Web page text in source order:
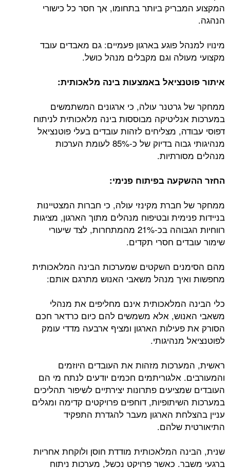
המקצוע המבריק ביותר בתחומו, אך חסר כל כישורי
הנהגה.
מינויו למנהל פוגע בארגון פעמיים: גם מאבדים עובד
מקצועי מעולה וגם מקבלים מנהל כושל.
איתור פוטנציאל באמצעות בינה מלאכותית:
ממחקר של גרטנר עולה, כי ארגונים המשתמשים
במערכות אנליטיקה מבוססות בינה מלאכותית לניתוח
דפוסי עבודה, מצליחים לזהות עובדים בעלי פוטנציאל
מנהיגותי גבוה בדיוק של כ-85% לעומת הערכות
מנהלים מסורתיות.
החזר ההשקעה בפיתוח פנימי:
ממחקר של חברת מקינזי עולה, כי חברות המצטיינות
בניידות פנימית ובטיפוח מנהלים מתוך הארגון, מציגות
רווחיות הגבוהה בכ-21% מהמתחרות, לצד שיעורי
שימור עובדים חסרי תקדים.
מהם הסימנים השקטים שמערכות הבינה המלאכותית
מחפשות ואיך מנהל משאבי האנוש מתרגם אותם:
כלי הבינה המלאכותית אינם מחליפים את מנהלי
משאבי האנוש, אלא משמשים להם כיום כרדאר חכם
הסורק את פעילות הארגון ומציף ארבעה מדדי עומק
לפוטנציאל מנהיגותי.
ראשית, המערכות מזהות את העובדים היוזמים
והמעורבים. אלגוריתמים חכמים יודעים לנתח מי הם
העובדים שמציעים פתרונות יצירתיים לשיפור תהליכים
במערכות השיתופיות, דוחפים פרויקטים קדימה ומגלים
עניין בהצלחת הארגון מעבר להגדרת התפקיד
התיאורטית שלהם.
שנית, הבינה המלאכותית מודדת חוסן ולוקחת אחריות
ברגעי משבר. כאשר פרויקט נכשל, מערכות ניתוח